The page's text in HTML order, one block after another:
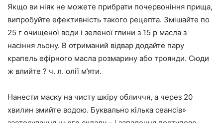
Якщо ви ніяк не можете прибрати почервоніння прища,
випробуйте ефективність такого рецепта. Змішайте по
25 г очищеної води і зеленої глини з 15 р масла з
насіння льону. В отриманий відвар додайте пару
крапель ефірного масла розмарину або троянди. Сюди
ж влийте ? ч. л. олії м’яти.
Нанести маску на чисту шкіру обличчя, а через 20
хвилин змийте водою. Буквально кілька сеансів»